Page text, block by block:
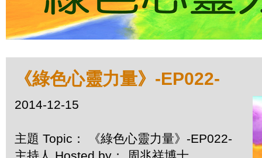
《綠色心靈力量》-EP022-
2014-12-15
主題 Topic： 《綠色心靈力量》-EP022-